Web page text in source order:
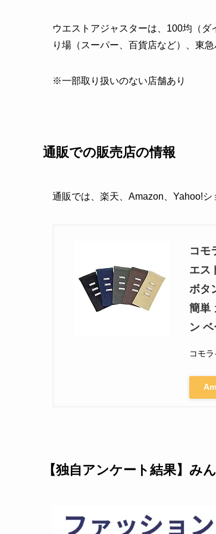
ウエストアジャスターは、100均（
り場（スーパー、百貨店など）、東
※一部取り扱いのない店舗あり
通販での販売店の情報
通販では、楽天、Amazon、Yahoo!シ
コモ
エス
ボタ
簡単
ン
コモ
【独自アンケート結果】み